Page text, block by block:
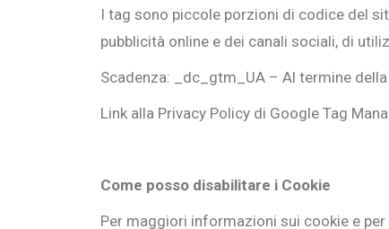
I tag sono piccole porzioni di codice del
pubblicità online e dei canali sociali, di
Scadenza: _dc_gtm_UA – Al termine
Link alla Privacy Policy di Google Tag
Come posso disabilitare i Cookie
Per maggiori informazioni sui cookie e